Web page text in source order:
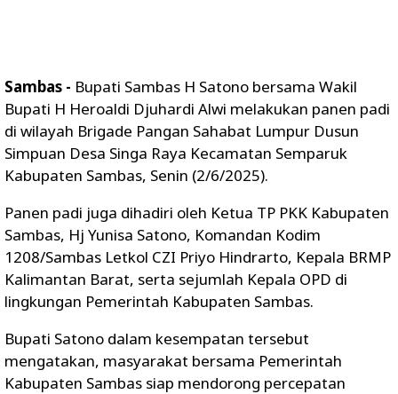
Sambas - Bupati Sambas H Satono bersama Wakil
Bupati H Heroaldi Djuhardi Alwi melakukan panen padi
di wilayah Brigade Pangan Sahabat Lumpur Dusun
Simpuan Desa Singa Raya Kecamatan Semparuk
Kabupaten Sambas, Senin (2/6/2025).
Panen padi juga dihadiri oleh Ketua TP PKK Kabupaten
Sambas, Hj Yunisa Satono, Komandan Kodim
1208/Sambas Letkol CZI Priyo Hindrarto, Kepala BRMP
Kalimantan Barat, serta sejumlah Kepala OPD di
lingkungan Pemerintah Kabupaten Sambas.
Bupati Satono dalam kesempatan tersebut
mengatakan, masyarakat bersama Pemerintah
Kabupaten Sambas siap mendorong percepatan